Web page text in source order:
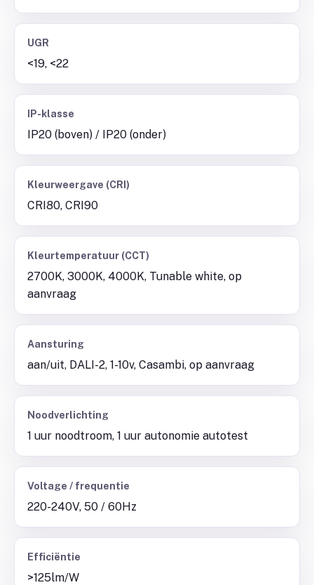
UGR
<19, <22
IP-klasse
IP20 (boven) / IP20 (onder)
Kleurweergave (CRI)
CRI80, CRI90
Kleurtemperatuur (CCT)
2700K, 3000K, 4000K, Tunable white, op
aanvraag
Aansturing
aan/uit, DALI-2, 1-10v, Casambi, op aanvraag
Noodverlichting
1 uur noodtroom, 1 uur autonomie autotest
Voltage / frequentie
220-240V, 50 / 60Hz
Efficiëntie
>125lm/W